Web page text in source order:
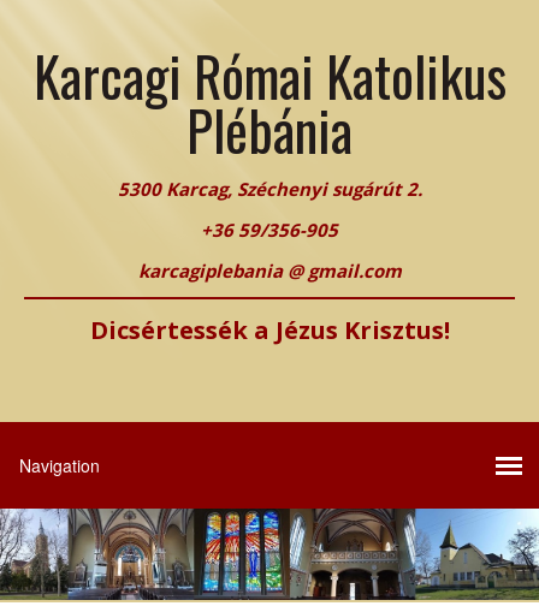
Karcagi Római Katolikus
Plébánia
5300 Karcag, Széchenyi sugárút 2.
+36 59/356-905
karcagiplebania @ gmail.com
Dicsértessék a Jézus Krisztus!